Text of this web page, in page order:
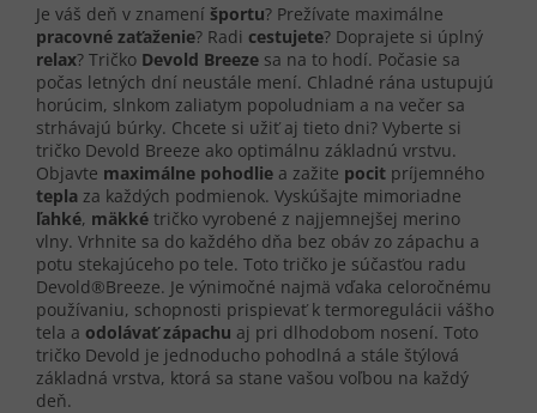
Je váš deň v znamení športu? Prežívate maximálne
pracovné zaťaženie? Radi cestujete? Doprajete si úplný
relax? Tričko Devold Breeze sa na to hodí. Počasie sa
počas letných dní neustále mení. Chladné rána ustupujú
horúcim, slnkom zaliatym popoludniam a na večer sa
strhávajú búrky. Chcete si užiť aj tieto dni? Vyberte si
tričko Devold Breeze ako optimálnu základnú vrstvu.
Objavte maximálne pohodlie a zažite pocit príjemného
tepla za každých podmienok. Vyskúšajte mimoriadne
ľahké, mäkké tričko vyrobené z najjemnejšej merino
vlny. Vrhnite sa do každého dňa bez obáv zo zápachu a
potu stekajúceho po tele. Toto tričko je súčasťou radu
Devold®Breeze. Je výnimočné najmä vďaka celoročnému
používaniu, schopnosti prispievať k termoregulácii vášho
tela a odolávať zápachu aj pri dlhodobom nosení. Toto
tričko Devold je jednoducho pohodlná a stále štýlová
základná vrstva, ktorá sa stane vašou voľbou na každý
deň.